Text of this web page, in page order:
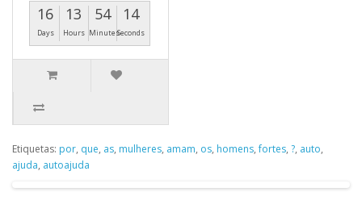
16
Days
13
Hours
54
Minutes
14
Seconds
Etiquetas: por, que, as, mulheres, amam, os, homens,fortes, ?, auto,
ajuda, autoajuda